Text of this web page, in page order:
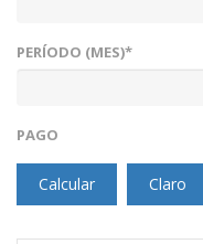
PERÍODO (MES)*
PAGO
Calcular Claro